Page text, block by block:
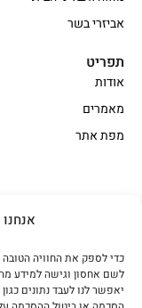
לשם אחסון וגישה למידע
יאפשר לנו לעבד נתונים
אווז
בשר בקר עגלה משובח
אביזרי בשר
תפריט
אודות
מאמרים
מפת אתר